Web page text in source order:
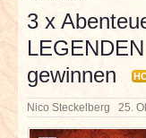
NEWS &
BERICHTE
3 x
gewinnen
Nico Steckelberg 25.